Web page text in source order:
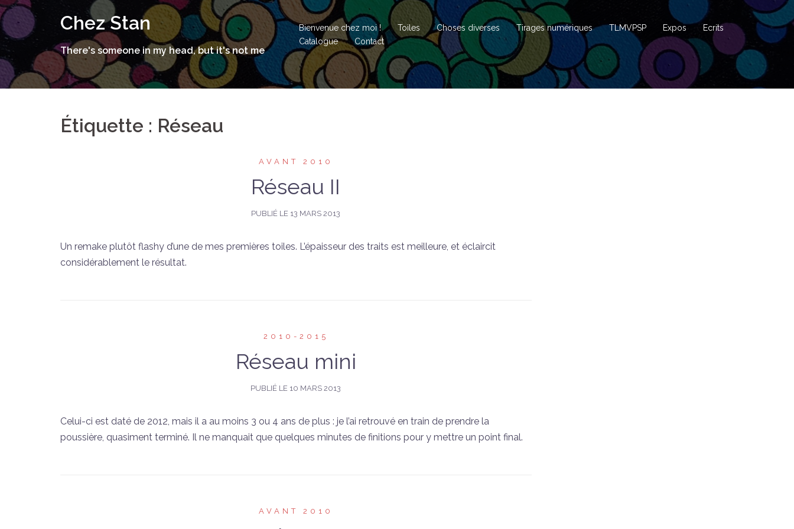
Aller
au
contenu
Chez Stan
There's someone in my head, but it's not me
Bienvenue chez moi ! Toiles Choses diverses Tirages numériques TLMVPSP Expos
Ecrits
Catalogue
Contact
Étiquette : Réseau
AVANT 2010
Réseau II
PUBLIÉ LE 13 MARS 2013
Un remake plutôt flashy d’une de mes premières toiles. L’épaisseur des traits est meilleure, et éclaircit
considérablement le résultat.
2010-2015
Réseau mini
PUBLIÉ LE 10 MARS 2013
Celui-ci est daté de 2012, mais il a au moins 3 ou 4 ans de plus : je l’ai retrouvé en train de prendre la
poussière, quasiment terminé. Il ne manquait que quelques minutes de finitions pour y mettre un point final.
AVANT 2010